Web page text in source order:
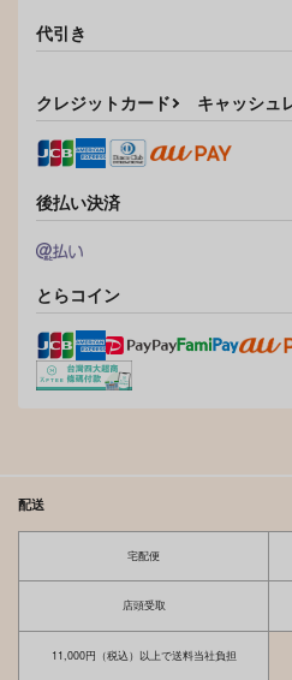
代引き
クレジットカード キャッシュ
後払い決済
とらコイン
配送
宅配便
店頭受取
11,000円（税込）以上で送料当社負担